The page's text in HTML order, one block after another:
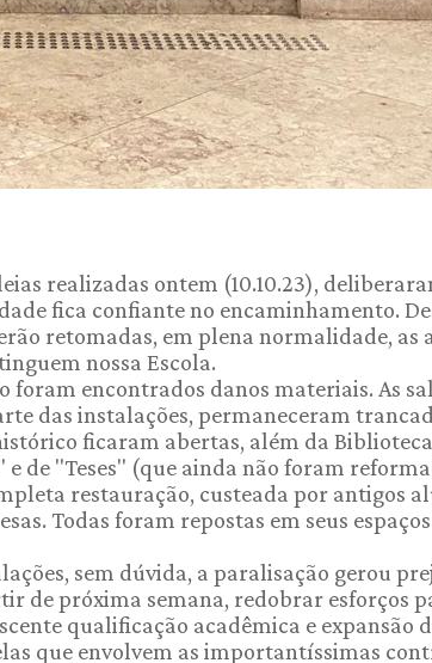
realizadas ontem (10.10.23),
fica confiante no encaminhamento.
retomadas, em plena normalidade, as
nossa Escola.
foram encontrados danos materiais. As
das instalações, permaneceram
ficaram abertas, além da Biblioteca
de "Teses" (que ainda não foram
restauração, custeada por antigos
Todas foram repostas em seus
sem dúvida, a paralisação gerou
de próxima semana, redobrar esforços
qualificação acadêmica e expansão
que envolvem as importantíssimas